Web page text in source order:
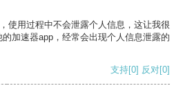
使用过程中不会泄露个人信息，这让我很
加速器app，经常会出现个人信息泄露的
支持[0] 反对[0]